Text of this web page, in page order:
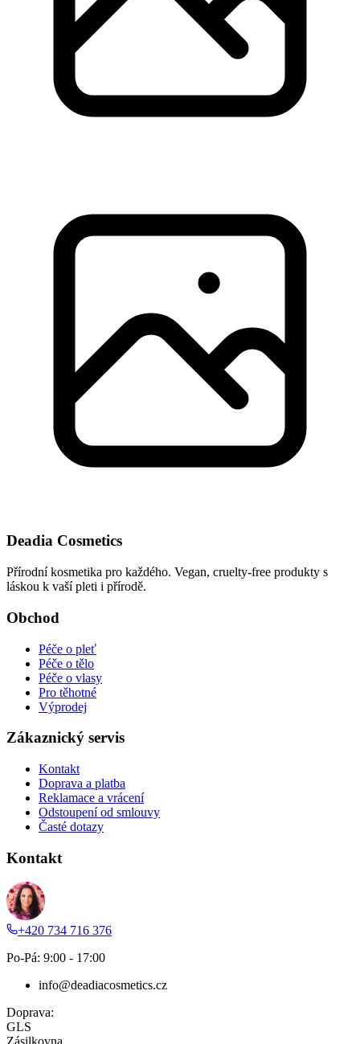
Deadia Cosmetics
Přírodní kosmetika pro každého. Vegan, cruelty-free produkty s
láskou k vaší pleti i přírodě.
Obchod
Péče o pleť
Péče o tělo
Péče o vlasy
Pro těhotné
Výprodej
Zákaznický servis
Kontakt
Doprava a platba
Reklamace a vrácení
Odstoupení od smlouvy
Časté dotazy
Kontakt
+420 734 716 376
Po-Pá: 9:00 - 17:00
info@deadiacosmetics.cz
Doprava:
GLS